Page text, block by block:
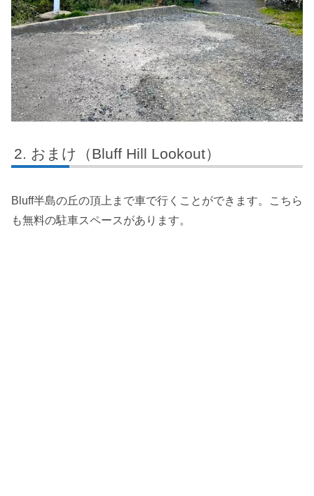
おまけ（Bluff Hill Lookout）
Bluff半島の丘の頂上まで車で行くことができます。こちら
も無料の駐車スペースがあります。